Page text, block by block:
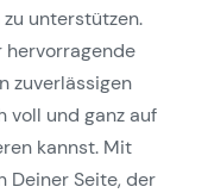
unterstützen.
hervorragende
zuverlässigen
voll und ganz auf
kannst. Mit
Deiner Seite, der